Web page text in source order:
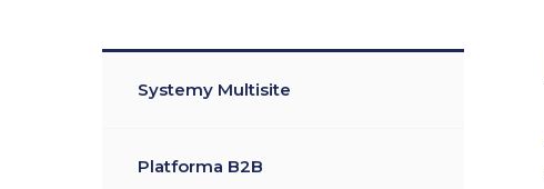
Systemy Multisite
Platforma B2B